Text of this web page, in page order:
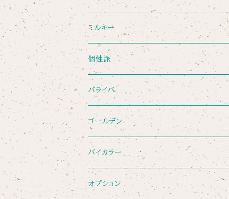
ミルキー
個性派
パライバ
ゴールデン
バイカラー
オプション